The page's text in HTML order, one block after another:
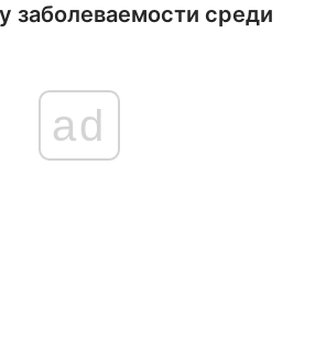
заболеваемости среди
ad